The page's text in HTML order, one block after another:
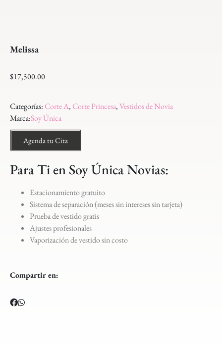
Melissa
$17,500.00
Categorías:Corte A,Corte Princesa,Vestidos de Novia
Marca:Soy Única
Agenda tu Cita
Para Ti en Soy Única Novias:
Estacionamiento gratuito
Sistema de separación (meses sin intereses sin tarjeta)
Prueba de vestido gratis
Ajustes profesionales
Vaporización de vestido sin costo
Compartir en: